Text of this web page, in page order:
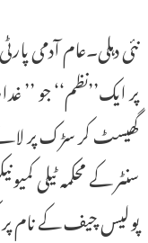
نئی دہلی۔عام آدمی
پر ایک’’نظم‘‘ جو ’’
گھیسٹ کر سڑک پر
سنٹر کے محکمہ ٹیلی
پولیس چیف کے نام پر